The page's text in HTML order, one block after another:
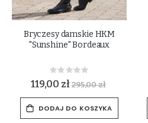
Bryczesy damskie HKM
"Sunshine" Bordeaux
Rating:
0%
119,00 zł295,00 zł
DODAJ DO KOSZYKA